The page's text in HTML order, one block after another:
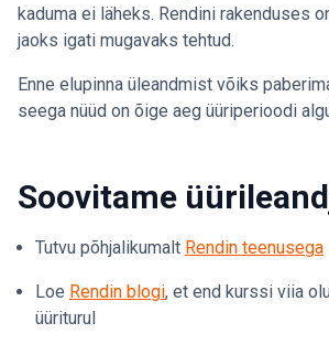
kaduma ei läheks. Rendini rakenduses
jaoks igati mugavaks tehtud.
Enne elupinna üleandmist võiks
seega nüüd on õige aeg üüriperioodi
Soovitame
Tutvu põhjalikumalt Rendin teenusega
Loe Rendin blogi, et end kurssi viia
üüriturul